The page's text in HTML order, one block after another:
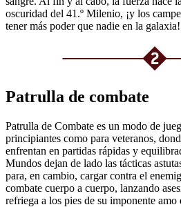
oscuridad del 41.º Milenio, ¡y los
tener más poder que nadie en la galaxia!
Patrulla de combate
Patrulla de Combate es un modo de
principiantes como para veteranos,
enfrentan en partidas rápidas y
Mundos dejan de lado las tácticas
para, en cambio, cargar contra el
combate cuerpo a cuerpo, lanzando
refriega a los pies de su imponente amo